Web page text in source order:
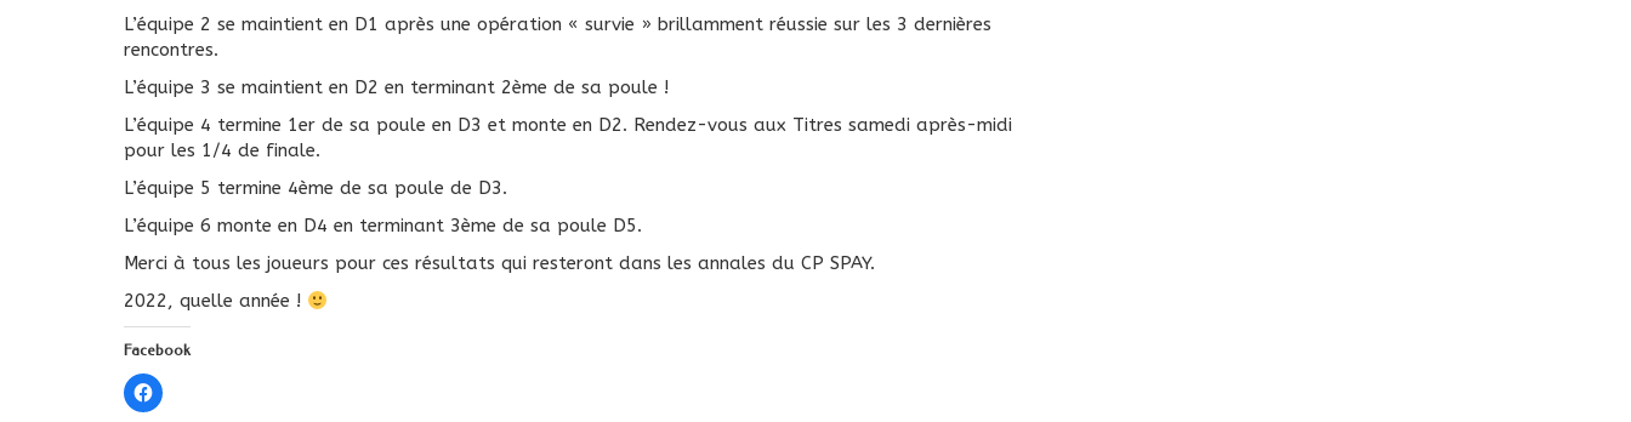
L’équipe 2 se maintient en D1 après une opération « survie » brillamment réussie sur les 3 dernières
rencontres.
L’équipe 3 se maintient en D2 en terminant 2ème de sa poule !
L’équipe 4 termine 1er de sa poule en D3 et monte en D2. Rendez-vous aux Titres samedi après-midi
pour les 1/4 de finale.
L’équipe 5 termine 4ème de sa poule de D3.
L’équipe 6 monte en D4 en terminant 3ème de sa poule D5.
Merci à tous les joueurs pour ces résultats qui resteront dans les annales du CP SPAY.
2022, quelle année !
Facebook
Cliquez
pour